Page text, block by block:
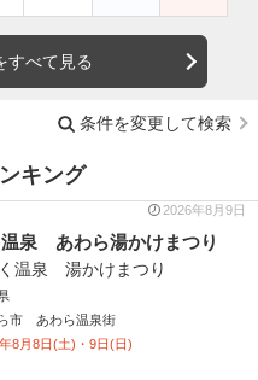
すべて見る
条件を変更して検索
キング
2026年8月9日
泉 あわら湯かけまつり
温泉 湯かけまつり
市 あわら温泉街
8月8日(土)・9日(日)